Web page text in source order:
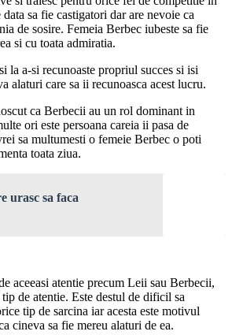
sa fie castigatori dar are nevoie ca
de sosire. Femeia Berbec iubeste sa fie
si cu toata admiratia.
la a-si recunoaste propriul succes si isi
alaturi care sa ii recunoasca acest lucru.
ca Berbecii au un rol dominant in
ori este persoana careia ii pasa de
sa multumesti o femeie Berbec o poti
toata ziua.
urasc sa faca
aceeasi atentie precum Leii sau Berbecii,
de atentie. Este destul de dificil sa
tip de sarcina iar acesta este motivul
cineva sa fie mereu alaturi de ea.